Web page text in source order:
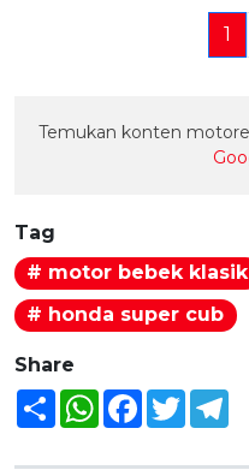
1
Temukan konten
Tag
# motor bebek klasik
# honda super cub
Share
Share WhatsAppFacebook
Twitter